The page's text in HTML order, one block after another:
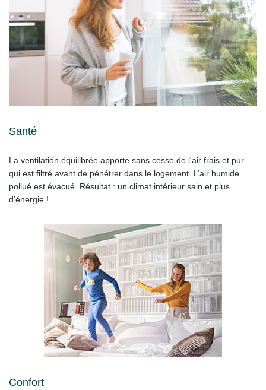
Santé
La ventilation équilibrée apporte sans cesse de l'air frais et pur
qui est filtré avant de pénétrer dans le logement. L’air humide
pollué est évacué. Résultat : un climat intérieur sain et plus
d’énergie !
Confort